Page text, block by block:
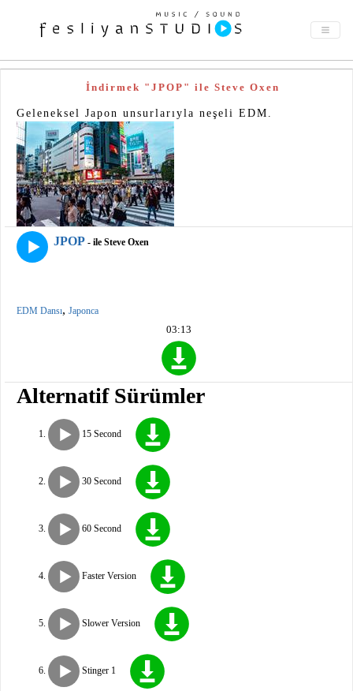
İndirmek "JPOP" ile Steve Oxen
Geleneksel Japon unsurlarıyla neşeli EDM.
JPOP - ile Steve Oxen
EDM Dansı, Japonca
03:13
Alternatif Sürümler
15 Second
30 Second
60 Second
Faster Version
Slower Version
Stinger 1